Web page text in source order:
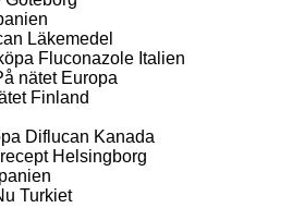
Läkemedel
Fluconazole Italien
nätet Europa
Finland
Diflucan Kanada
Helsingborg
Turkiet